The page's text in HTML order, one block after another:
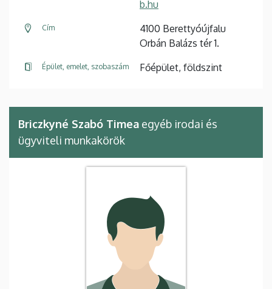
b.hu
Cím
4100 Berettyóújfalu
Orbán Balázs tér 1.
Épület, emelet, szobaszám Főépület, földszint
Briczkyné Szabó Timea egyéb irodai és
ügyviteli munkakörök